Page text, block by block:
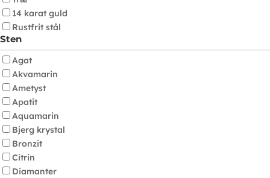
14 karat guld
Rustfrit stål
Sten
Agat
Akvamarin
Ametyst
Apatit
Aquamarin
Bjerg krystal
Bronzit
Citrin
Diamanter